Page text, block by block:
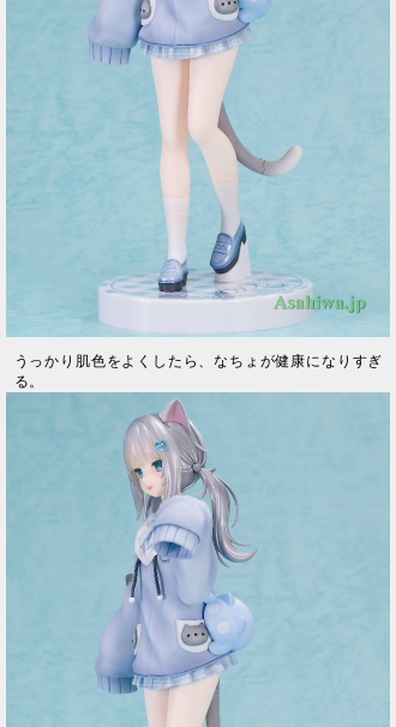
うっかり肌色をよくしたら、なちょが健康になりすぎ
る。